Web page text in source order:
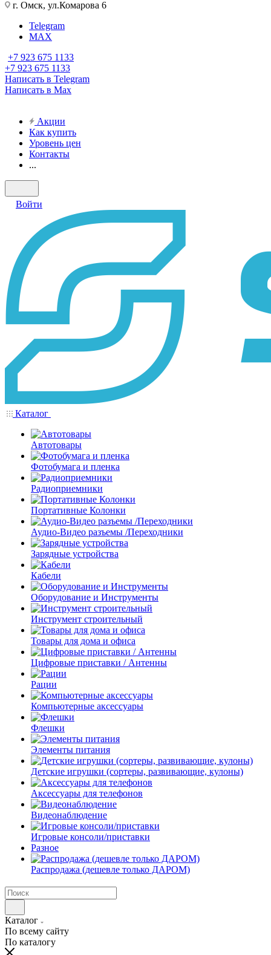
г. Омск, ул.Комарова 6
Telegram
MAX
+7 923 675 1133
+7 923 675 1133
Написать в Telegram
Написать в Max
Акции
Как купить
Уровень цен
Контакты
...
Войти
Каталог
Автотовары
Фотобумага и пленка
Радиоприемники
Портативные Колонки
Аудио-Видео разъемы /Переходники
Зарядные устройства
Кабели
Оборудование и Инструменты
Инструмент строительный
Товары для дома и офиса
Цифровые приставки / Антенны
Рации
Компьютерные аксессуары
Флешки
Элементы питания
Детские игрушки (сортеры, развивающие, кулоны)
Аксессуары для телефонов
Видеонаблюдение
Игровые консоли/приставки
Разное
Распродажа (дешевле только ДАРОМ)
Каталог
По всему сайту
По каталогу